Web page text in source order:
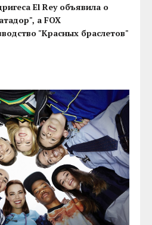
El Rey объявила о
а FOX
"Красных браслетов"